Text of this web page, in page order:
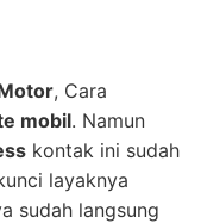
, Cara
mobil. Namun
kontak ini sudah
layaknya
sudah langsung